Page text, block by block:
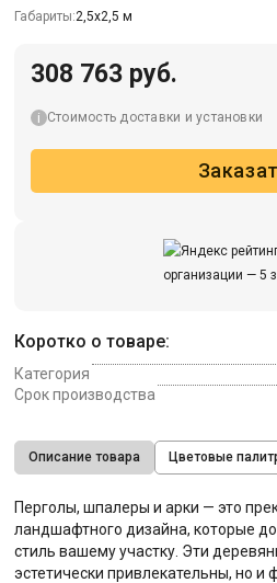
Габариты:2,5х2,5 м
Коротко о товаре:
Категория
Срок производства
308 763 руб.
Стоимость доставки и установки
Описание товара Цветовые
Перголы, шпалеры и арки — это
ландшафтного дизайна, которые
стиль вашему участку. Эти
эстетически привлекательны, но и